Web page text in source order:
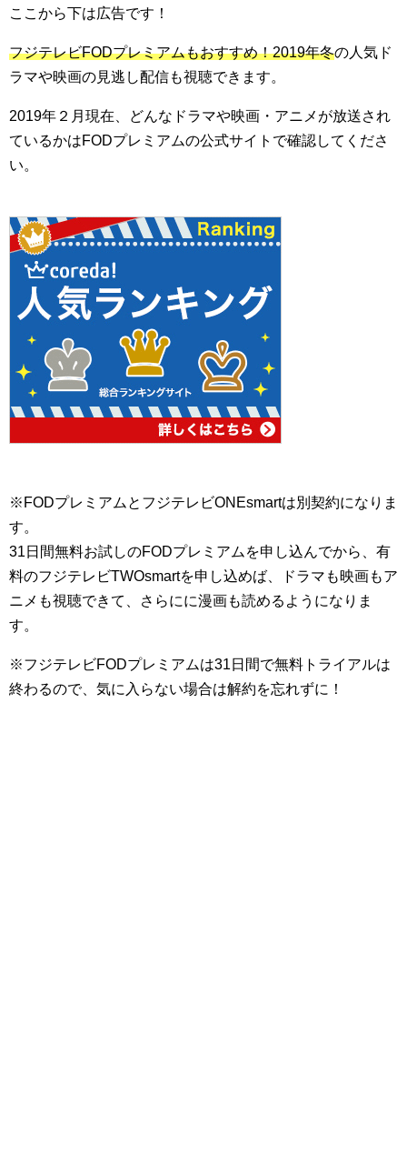
ここから下は広告です！
フジテレビFODプレミアムもおすすめ！2019年冬の人気ド
ラマや映画の見逃し配信も視聴できます。
2019年２月現在、どんなドラマや映画・アニメが放送され
ているかはFODプレミアムの公式サイトで確認してくださ
い。
※FODプレミアムとフジテレビONEsmartは別契約になりま
す。
31日間無料お試しのFODプレミアムを申し込んでから、有
料のフジテレビTWOsmartを申し込めば、ドラマも映画もア
ニメも視聴できて、さらにに漫画も読めるようになりま
す。
※フジテレビFODプレミアムは31日間で無料トライアルは
終わるので、気に入らない場合は解約を忘れずに！